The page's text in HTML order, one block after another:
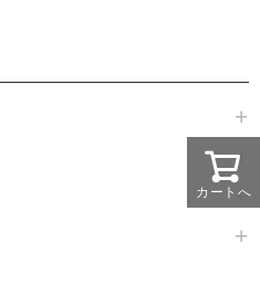
カートへ